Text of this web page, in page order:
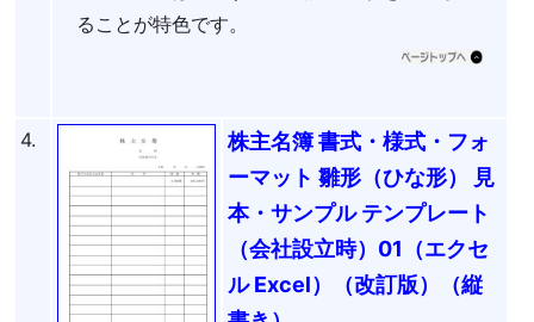
ることが特色です。
4.
株主名簿 書式・様式・フォ
ーマット 雛形（ひな形） 見
本・サンプル テンプレート
（会社設立時）01（エクセ
ル Excel）（改訂版）（縦